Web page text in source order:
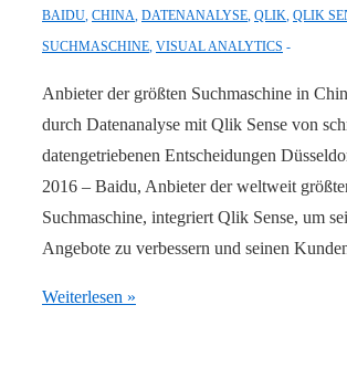
BAIDU CHINA DATENANALYSE QLIK QLIK
SUCHMASCHINE VISUAL ANALYTICS
Anbieter der größten Suchmaschine in
durch Datenanalyse mit Qlik Sense von
datengetriebenen Entscheidungen
2016 – Baidu, Anbieter der weltweit
Suchmaschine, integriert Qlik Sense, um
Angebote zu verbessern und seinen
Baidu
Weiterlesen »